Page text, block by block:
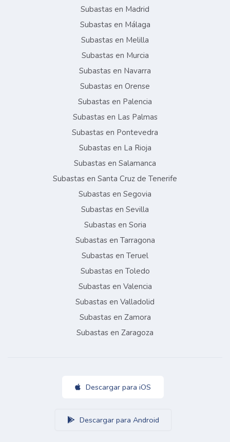
Subastas en Madrid
Subastas en Málaga
Subastas en Melilla
Subastas en Murcia
Subastas en Navarra
Subastas en Orense
Subastas en Palencia
Subastas en Las Palmas
Subastas en Pontevedra
Subastas en La Rioja
Subastas en Salamanca
Subastas en Santa Cruz de Tenerife
Subastas en Segovia
Subastas en Sevilla
Subastas en Soria
Subastas en Tarragona
Subastas en Teruel
Subastas en Toledo
Subastas en Valencia
Subastas en Valladolid
Subastas en Zamora
Subastas en Zaragoza
Descargar para iOS
Descargar para Android